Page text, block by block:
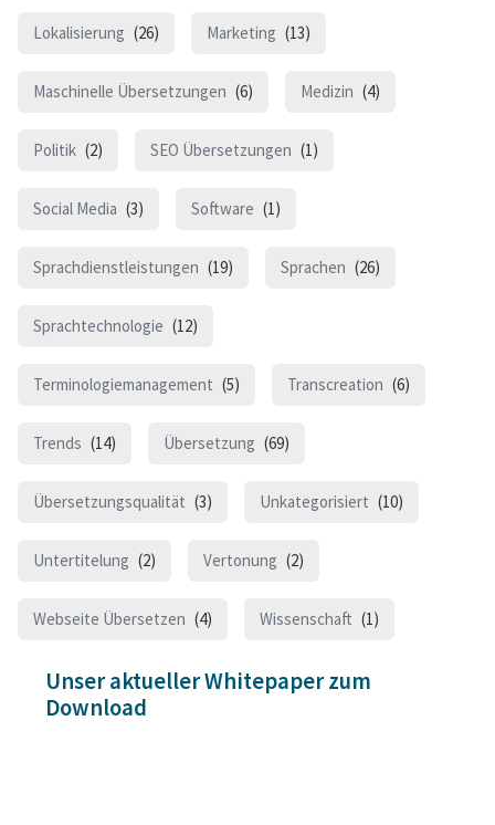
Lokalisierung (26) Marketing (13)
Maschinelle Übersetzungen (6) Medizin (4)
Politik (2) SEO Übersetzungen (1)
Social Media (3) Software (1)
Sprachdienstleistungen (19) Sprachen (26)
Sprachtechnologie (12)
Terminologiemanagement (5) Transcreation (6)
Trends (14) Übersetzung (69)
Übersetzungsqualität (3) Unkategorisiert (10)
Untertitelung (2) Vertonung (2)
Webseite Übersetzen (4) Wissenschaft (1)
Unser aktueller Whitepaper zum
Download